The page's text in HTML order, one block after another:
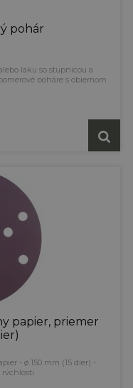
pohár
laku so stupnicou a
poháre s objemom
papier, priemer
- ø 150 mm (15 dier) -